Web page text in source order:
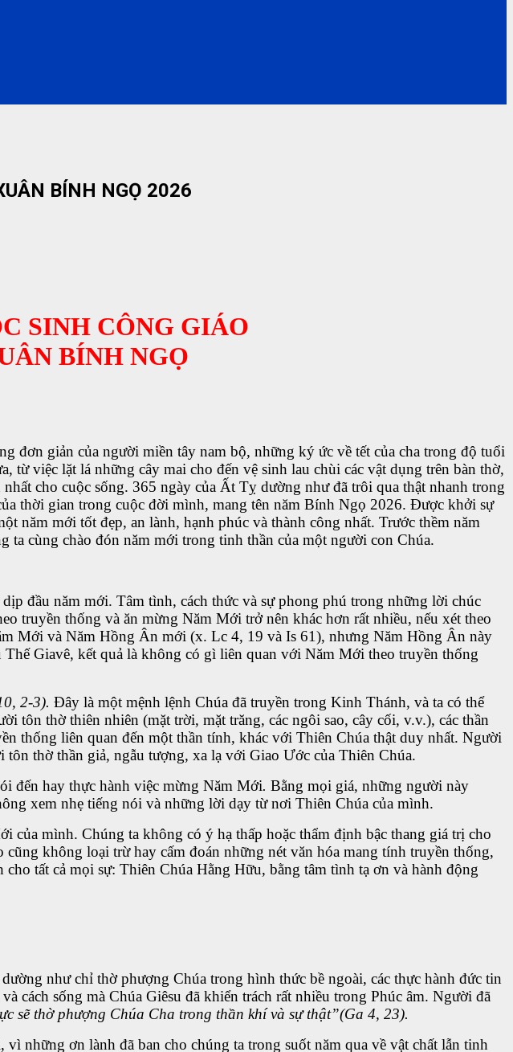
BÍNH NGỌ 2026
SINH CÔNG GIÁO
BÍNH NGỌ
đơn giản của người miền tây nam bộ, những ký ức về tết của cha trong độ tuổi
từ việc lặt lá những cây mai cho đến vệ sinh lau chùi các vật dụng trên bàn thờ,
cho cuộc sống. 365 ngày của Ất Tỵ dường như đã trôi qua thật nhanh trong
thời gian trong cuộc đời mình, mang tên năm Bính Ngọ 2026. Được khởi sự
năm mới tốt đẹp, an lành, hạnh phúc và thành công nhất. Trước thềm năm
ta cùng chào đón năm mới trong tinh thần của một người con Chúa.
đầu năm mới. Tâm tình, cách thức và sự phong phú trong những lời chúc
truyền thống và ăn mừng Năm Mới trở nên khác hơn rất nhiều, nếu xét theo
Mới và Năm Hồng Ân mới (x. Lc 4, 19 và Is 61), nhưng Năm Hồng Ân này
Giavê, kết quả là không có gì liên quan với Năm Mới theo truyền thống
2-3). Đây là một mệnh lệnh Chúa đã truyền trong Kinh Thánh, và ta có thể
tôn thờ thiên nhiên (mặt trời, mặt trăng, các ngôi sao, cây cối, v.v.), các thần
thống liên quan đến một thần tính, khác với Thiên Chúa thật duy nhất. Người
thờ thần giả, ngẫu tượng, xa lạ với Giao Ước của Thiên Chúa.
đến hay thực hành việc mừng Năm Mới. Bằng mọi giá, những người này
xem nhẹ tiếng nói và những lời dạy từ nơi Thiên Chúa của mình.
mình. Chúng ta không có ý hạ thấp hoặc thẩm định bậc thang giá trị cho
không loại trừ hay cấm đoán những nét văn hóa mang tính truyền thống,
tất cả mọi sự: Thiên Chúa Hằng Hữu, bằng tâm tình tạ ơn và hành động
như chỉ thờ phượng Chúa trong hình thức bề ngoài, các thực hành đức tin
cách sống mà Chúa Giêsu đã khiển trách rất nhiều trong Phúc âm. Người đã
sẽ thờ phượng Chúa Cha trong thần khí và sự thật”(Ga 4, 23).
những ơn lành đã ban cho chúng ta trong suốt năm qua về vật chất lẫn tinh